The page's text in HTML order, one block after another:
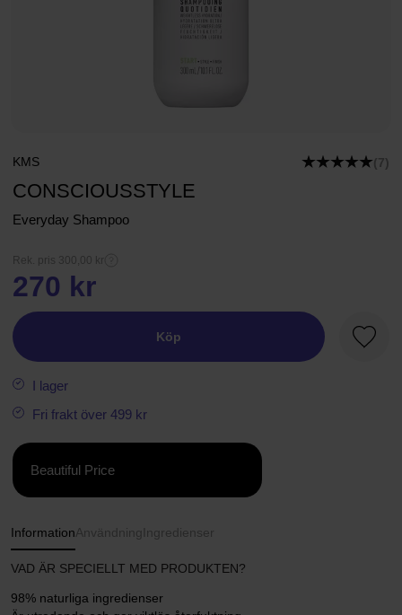
KMS (7)
CONSCIOUSSTYLE
Everyday Shampoo
Rek. pris 300,00 kr
270 kr
Köp
I lager
Fri frakt över 499 kr
Beautiful Price
InformationAnvändning Ingredienser
VAD ÄR SPECIELLT MED PRODUKTEN?
98% naturliga ingredienser